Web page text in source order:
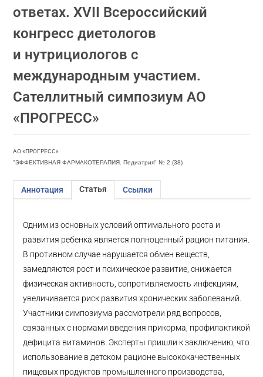
ответах. XVII Всероссийский
конгресс диетологов
и нутрициологов с
международным участием.
Сателлитный симпозиум АО
«ПРОГРЕСС»
АО «ПРОГРЕСС»
"ЭФФЕКТИВНАЯ ФАРМАКОТЕРАПИЯ. Педиатрия" № 2 (38)
Аннотация Статья Ссылки
Одним из основных условий оптимального роста и
развития ребенка является полноценный рацион питания.
В противном случае нарушается обмен веществ,
замедляются рост и психическое развитие, снижается
физическая активность, сопротивляемость инфекциям,
увеличивается риск развития хронических заболеваний.
Участники симпозиума рассмотрели ряд вопросов,
связанных с нормами введения прикорма, профилактикой
дефицита витаминов. Эксперты пришли к заключению, что
использование в детском рационе высококачественных
пищевых продуктов промышленного производства,